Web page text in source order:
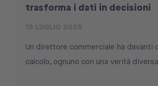
trasforma i dati in decisioni
Un direttore commerciale ha davanti
calcolo, ognuno con una verità